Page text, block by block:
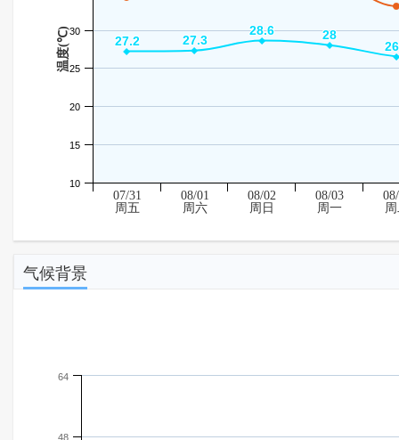
温度(℃) 27.2
27.2 27.3
27.3
28.6
28.6 28
28
10
20
30
15
25
07/31
周五
08/01
周六
08/02
周日
08/03
周一
气候背景
48
64